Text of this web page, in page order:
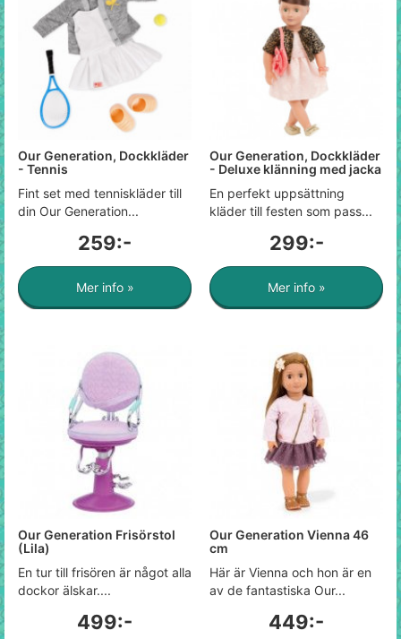
Our Generation, Dockkläder
- Tennis
Fint set med tenniskläder till
din Our Generation...
259:-
Mer info »
Our Generation, Dockkläder
- Deluxe klänning med jacka
En perfekt uppsättning
kläder till festen som pass...
299:-
Mer info »
Our Generation Frisörstol
(Lila)
En tur till frisören är något alla
dockor älskar....
499:-
Our Generation Vienna 46
cm
Här är Vienna och hon är en
av de fantastiska Our...
449:-